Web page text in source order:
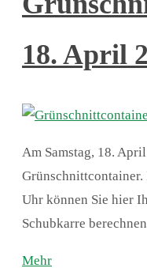
18. April
Am Samstag, 18.
Uhr können Sie hier
Schubkarre
Mehr